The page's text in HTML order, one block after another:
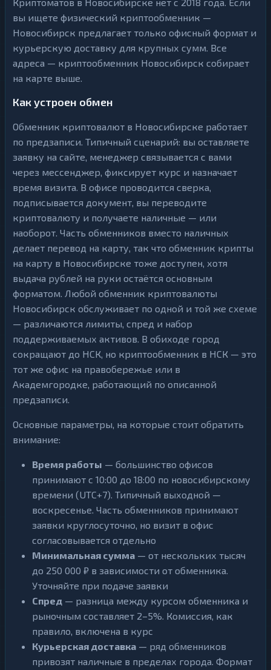
вы ищете физический криптообменник —
Новосибирск предлагает только офисный формат и
курьерскую доставку для крупных сумм. Все
адреса — криптообменник Новосибирск собирает
на карте выше.
Как устроен обмен
Обменник криптовалют в Новосибирске работает
по предзаписи. Типичный сценарий: вы оставляете
заявку на сайте, менеджер связывается с вами
через мессенджер, фиксирует курс и назначает
время визита. В офисе проводится сверка,
подписывается документ, вы переводите
криптовалюту и получаете наличные — или
наоборот. Часть обменников вместо наличных
делает перевод на карту, так что обменник крипты
на карту в Новосибирске тоже доступен, хотя
выдача рублей на руки остаётся основным
форматом. Любой обменник криптовалюты
Новосибирск обслуживает по одной и той же схеме
— различаются лимиты, спред и набор
поддерживаемых активов. В обиходе город
сокращают до НСК, но криптообменник в НСК — это
тот же офис на правобережье или в
Академгородке, работающий по описанной
предзаписи.
Основные параметры, на которые стоит обратить
внимание:
Время работы — большинство офисов
принимают с 10:00 до 18:00 по новосибирскому
времени (UTC+7). Типичный выходной —
воскресенье. Часть обменников принимают
заявки круглосуточно, но визит в офис
согласовывается отдельно
Минимальная сумма — от нескольких тысяч
до 250 000 ₽ в зависимости от обменника.
Уточняйте при подаче заявки
Спред — разница между курсом обменника и
рыночным составляет 2–5%. Комиссия, как
правило, включена в курс
Курьерская доставка — ряд обменников
привозят наличные в пределах города. Формат